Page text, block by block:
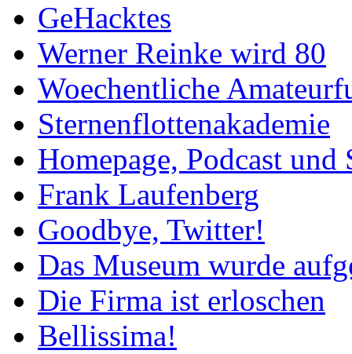
GeHacktes
Werner Reinke wird 80
Woechentliche
Sternenflottenakademie
Homepage, Podcast
Frank Laufenberg
Goodbye, Twitter!
Das Museum wurde
Die Firma ist erloschen
Bellissima!